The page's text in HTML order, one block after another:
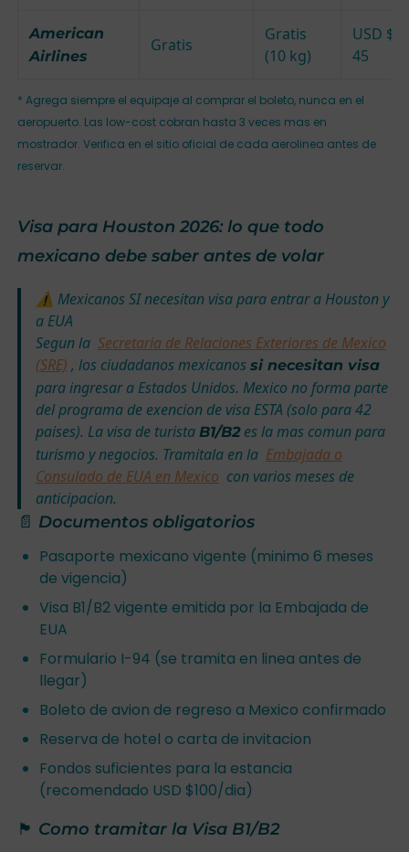
American
Airlines
Gratis
Gratis
(10 kg)
USD
45
* Agrega siempre el equipaje al comprar el boleto, nunca en el
aeropuerto. Las low-cost cobran hasta 3 veces mas en
mostrador. Verifica en el sitio oficial de cada aerolinea antes de
reservar.
Visa para Houston 2026: lo que todo
mexicano debe saber antes de volar
⚠ Mexicanos SI necesitan visa para entrar a Houston y
a EUA
Segun la Secretaria de Relaciones Exteriores de Mexico
(SRE) , los ciudadanos mexicanos si necesitan visa
para ingresar a Estados Unidos. Mexico no forma parte
del programa de exencion de visa ESTA (solo para 42
paises). La visa de turista B1/B2es la mas comun para
turismo y negocios. Tramitala en la Embajada o
Consulado de EUA en Mexico con varios meses de
anticipacion.
📄 Documentos obligatorios
Pasaporte mexicano vigente (minimo 6 meses
de vigencia)
Visa B1/B2 vigente emitida por la Embajada de
EUA
Formulario I-94 (se tramita en linea antes de
llegar)
Boleto de avion de regreso a Mexico confirmado
Reserva de hotel o carta de invitacion
Fondos suficientes para la estancia
(recomendado USD $100/dia)
🏴 Como tramitar la Visa B1/B2